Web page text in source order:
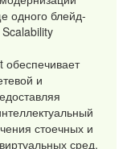
одного блейд-
обеспечивает
и
стоечных и
сред,